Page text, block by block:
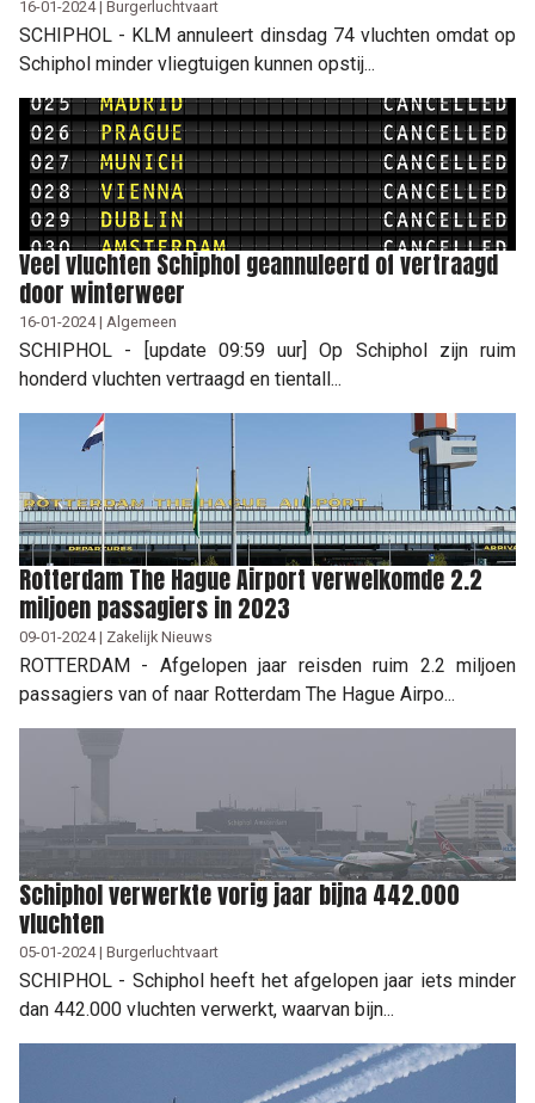
16-01-2024 | Burgerluchtvaart
SCHIPHOL - KLM annuleert dinsdag 74 vluchten omdat op
Schiphol minder vliegtuigen kunnen opstij...
Veel vluchten Schiphol geannuleerd of vertraagd
door winterweer
16-01-2024 | Algemeen
SCHIPHOL - [update 09:59 uur] Op Schiphol zijn ruim
honderd vluchten vertraagd en tientall...
Rotterdam The Hague Airport verwelkomde 2.2
miljoen passagiers in 2023
09-01-2024 | Zakelijk Nieuws
ROTTERDAM - Afgelopen jaar reisden ruim 2.2 miljoen
passagiers van of naar Rotterdam The Hague Airpo...
Schiphol verwerkte vorig jaar bijna 442.000
vluchten
05-01-2024 | Burgerluchtvaart
SCHIPHOL - Schiphol heeft het afgelopen jaar iets minder
dan 442.000 vluchten verwerkt, waarvan bijn...